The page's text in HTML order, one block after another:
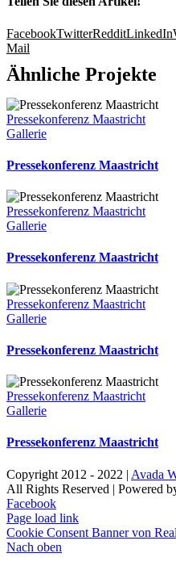
FacebookTwitterRedditLinkedIn
Mail
Ähnliche Projekte
Pressekonferenz Maastricht
Gallerie
Pressekonferenz Maastricht
Pressekonferenz Maastricht
Gallerie
Pressekonferenz Maastricht
Pressekonferenz Maastricht
Gallerie
Pressekonferenz Maastricht
Pressekonferenz Maastricht
Gallerie
Pressekonferenz Maastricht
Copyright 2012 - 2022 | Avada
All Rights Reserved | Powered
Facebook
Page load link
Cookie Consent Banner von
Nach oben